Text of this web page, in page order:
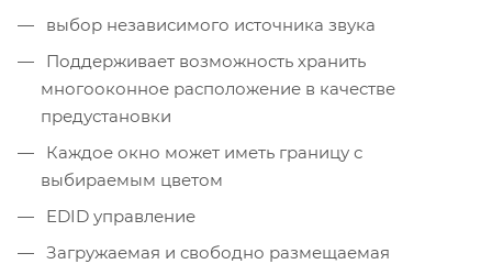
выбор независимого источника звука
Поддерживает возможность хранить
многооконное расположение в качестве
предустановки
Каждое окно может иметь границу с
выбираемым цветом
EDID управление
Загружаемая и свободно размещаемая